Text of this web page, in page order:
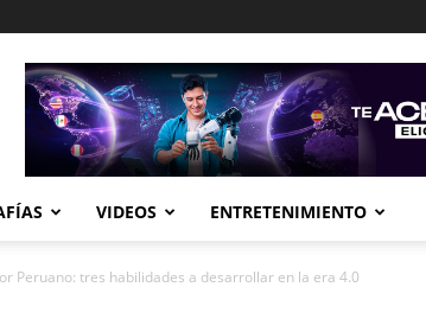
VIDEOS ENTRETENIMIENTO
Peruano: tres habilidades a desarrollar en la era 4.0